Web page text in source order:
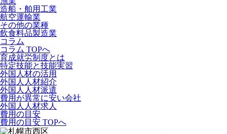
造船・舶用工業
航空運輸業
その他の業種
飲食料品製造業
コラム
コラム TOPへ
育成就労制度とは
特定技能と技能実習
外国人材の活用
外国人人材紹介
外国人人材派遣
費用が異常に安い会社
外国人人材求人
費用の目安
費用の目安 TOPへ